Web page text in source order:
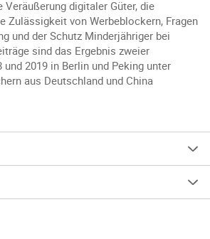
digitaler Güter, die
Zulässigkeit von Werbeblockern, Fragen
und der Schutz Minderjähriger bei
sind das Ergebnis zweier
und 2019 in Berlin und Peking unter
aus Deutschland und China